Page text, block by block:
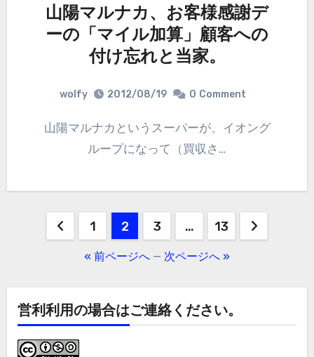
山陽マルナカ、お客様感謝デ
ーの「マイル加算」顧客への
付け忘れと当家。
wolfy 2012/08/19 0 Comment
山陽マルナカというスーパーが、イオング
ループになって（買収さ…
ペ
ー
1 2 3 … 13
« 前ページへ — 次ページへ »
営利利用の場合はご連絡ください。